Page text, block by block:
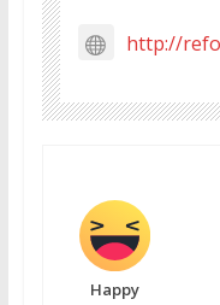
http://
Happy